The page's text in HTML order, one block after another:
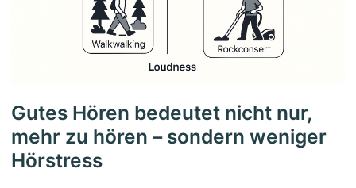
Gutes Hören bedeutet nicht nur,
mehr zu hören – sondern weniger
Hörstress